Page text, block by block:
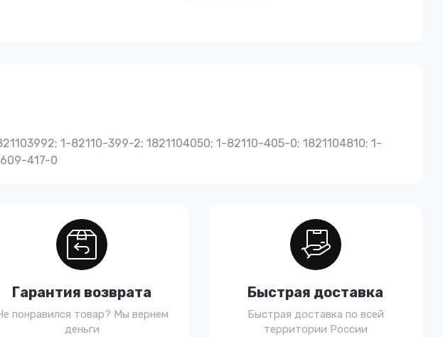
1-82110-399-2; 1821104050; 1-82110-405-0; 1821104810; 1-
417-0
Гарантия возврата
понравился товар? Мы вернем
деньги
Быстрая доставка
Быстрая доставка по всей
территории России